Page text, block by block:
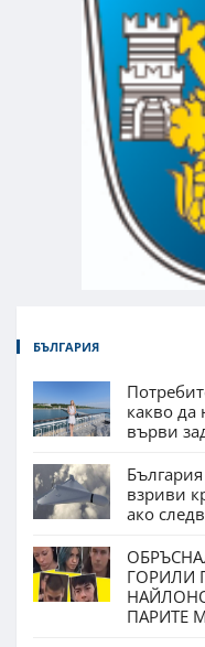
БЪЛГАРИЯ
какво
върви
взриви
ако
ГОРИЛИ
ПАРИТЕ